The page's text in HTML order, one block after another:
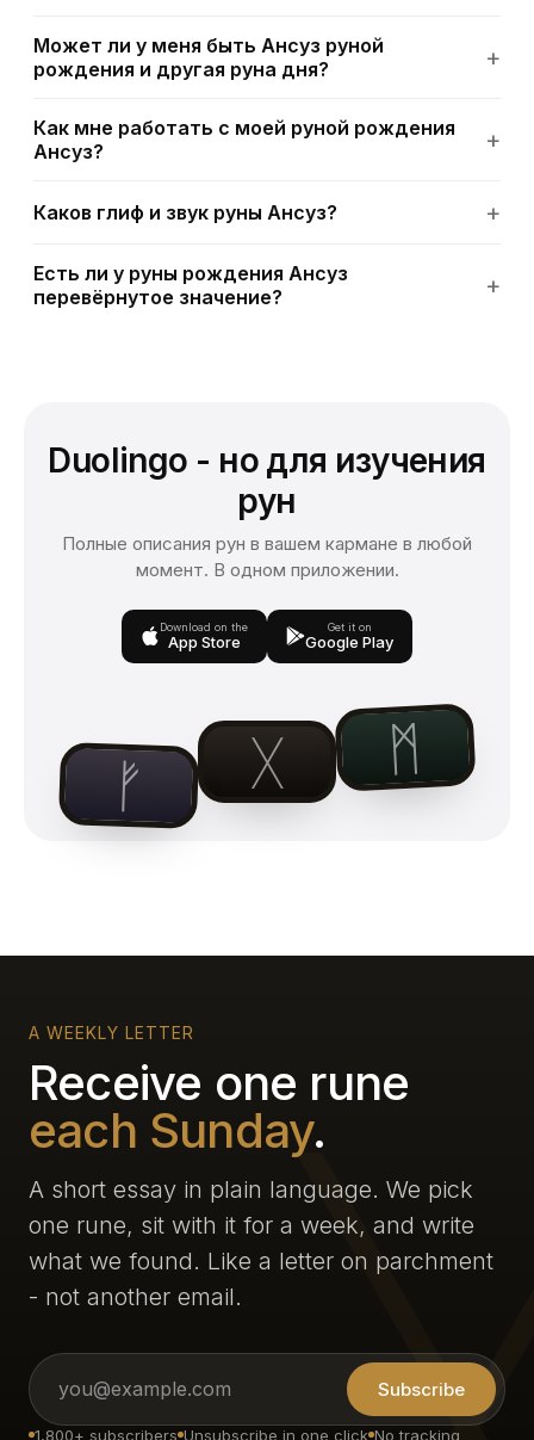
Может ли у меня быть Ансуз руной
рождения и другая руна дня?
Как мне работать с моей руной рождения
Ансуз?
Каков глиф и звук руны Ансуз?
Есть ли у руны рождения Ансуз
перевёрнутое значение?
Duolingo - но для изучения
рун
Полные описания рун в вашем кармане в любой
момент. В одном приложении.
Download on the
App Store
Get it on
Google Play
ᚠ ᚷ ᛗ
A WEEKLY LETTER
Receive one rune
each Sunday.
A short essay in plain language. We pick
one rune, sit with it for a week, and write
what we found. Like a letter on parchment
- not another email.
Subscribe
1,800+ subscribers Unsubscribe in one click No tracking